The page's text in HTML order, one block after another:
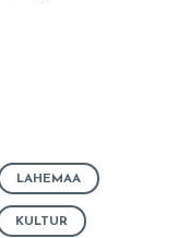
LAHEMAA
KULTUR